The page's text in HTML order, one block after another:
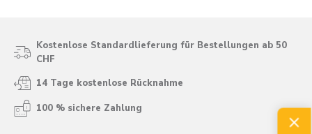
Kostenlose Standardlieferung für Bestellungen ab 50
CHF
14 Tage kostenlose Rücknahme
100 % sichere Zahlung